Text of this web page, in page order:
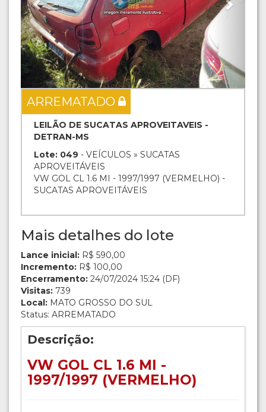
ARREMATADO
LEILÃO DE SUCATAS APROVEITAVEIS -
DETRAN-MS
Lote: 049 - VEÍCULOS » SUCATAS
APROVEITÁVEIS
VW GOL CL 1.6 MI - 1997/1997 (VERMELHO) -
SUCATAS APROVEITÁVEIS
Mais detalhes do lote
Lance inicial: R$ 590,00
Incremento: R$ 100,00
Encerramento: 24/07/2024 15:24 (DF)
Visitas: 739
Local: MATO GROSSO DO SUL
Status: ARREMATADO
Descrição:
VW GOL CL 1.6 MI -
1997/1997 (VERMELHO)